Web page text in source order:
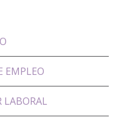
EMPLEO
LABORAL